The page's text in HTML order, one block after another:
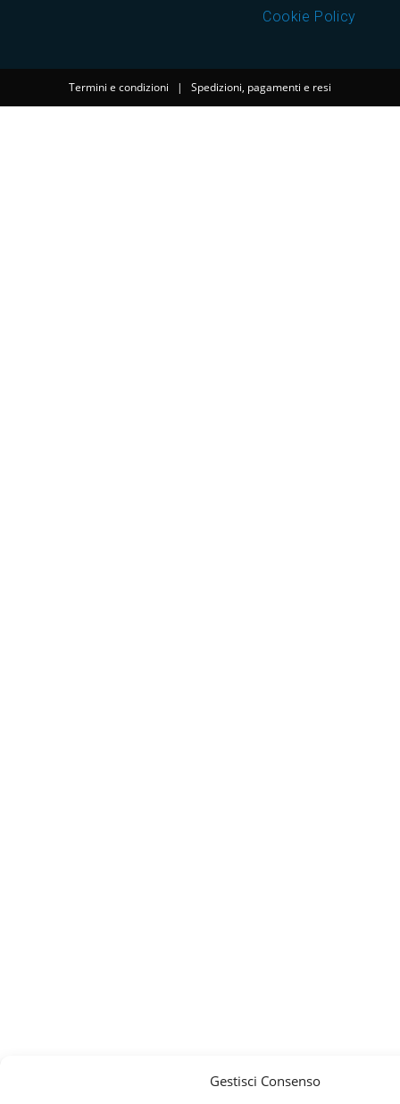
Gestisci Consenso
Cookie Policy
Termini e condizioni | Spedizioni, pagamenti e resi